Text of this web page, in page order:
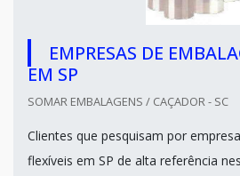
EMPRESAS DE
EM SP
SOMAR EMBALAGENS / CAÇADOR - SC
Clientes que pesquisam por
flexíveis em SP de alta referência